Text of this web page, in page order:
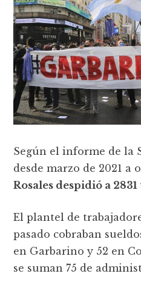
Según el informe de la
desde marzo de 2021 a
Rosales despidió a
El plantel de
pasado cobraban
en Garbarino y 52 en
se suman 75 de